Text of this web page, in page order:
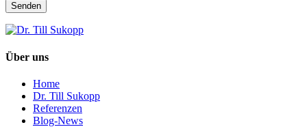
Senden
Über uns
Home
Dr. Till Sukopp
Referenzen
Blog-News